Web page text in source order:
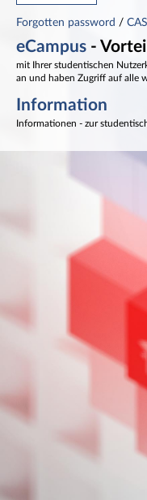
Forgotten password /
eCampus - Vorteil
mit Ihrer studentischen
an und haben Zugriff auf alle
Information
Informationen - zur